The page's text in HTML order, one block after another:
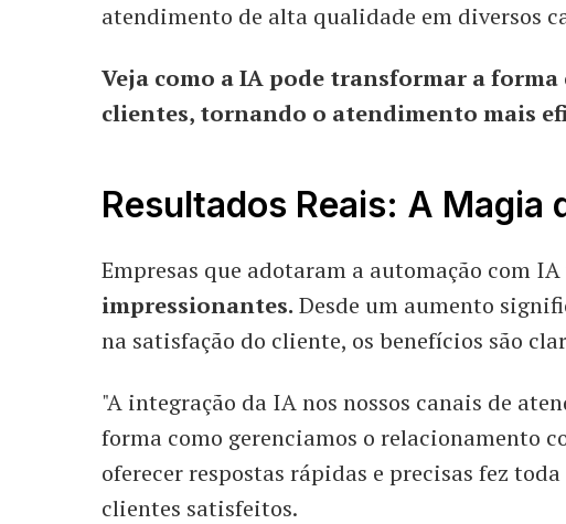
atendimento de alta qualidade em diversos
Veja como a IA pode transformar a forma
clientes, tornando o atendimento mais
Resultados Reais: A Magia
Empresas que adotaram a automação com
impressionantes. Desde um aumento
na satisfação do cliente, os benefícios são
"A integração da IA nos nossos canais de
forma como gerenciamos o relacionamento
oferecer respostas rápidas e precisas fez
clientes satisfeitos.